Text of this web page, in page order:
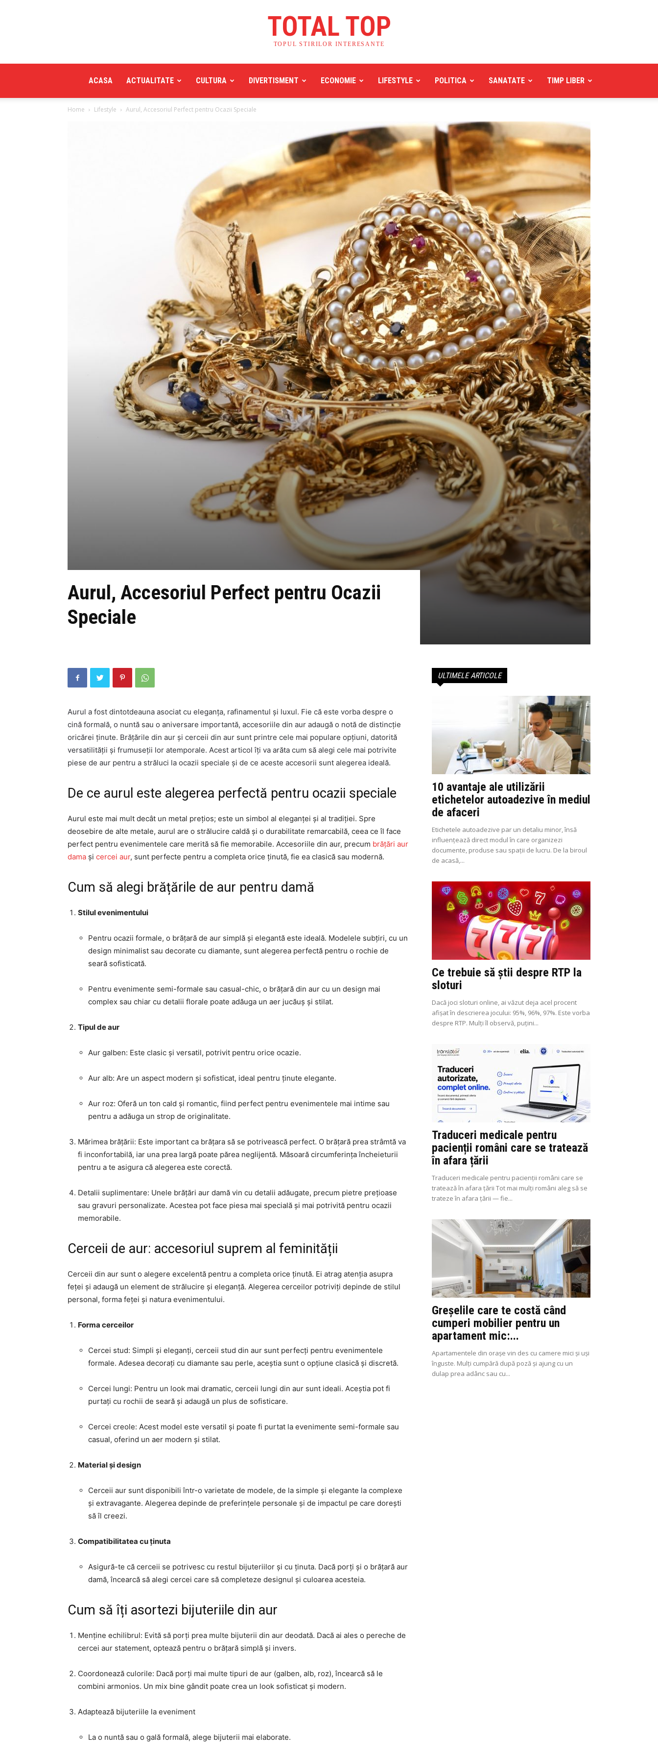
TOTAL TOP
TOPUL STIRILOR INTERESANTE
ACASA ACTUALITATE CULTURA DIVERTISMENT ECONOMIE LIFESTYLE POLITICA SANATATE TIMP LIBER
Home Lifestyle Aurul, Accesoriul Perfect pentru Ocazii Speciale
Aurul, Accesoriul Perfect pentru Ocazii
Speciale
Aurul a fost dintotdeauna asociat cu eleganța, rafinamentul și luxul. Fie că este vorba despre o
cină formală, o nuntă sau o aniversare importantă, accesoriile din aur adaugă o notă de distincție
oricărei ținute. Brățările din aur și cerceii din aur sunt printre cele mai populare opțiuni, datorită
versatilității și frumuseții lor atemporale. Acest articol îți va arăta cum să alegi cele mai potrivite
piese de aur pentru a străluci la ocazii speciale și de ce aceste accesorii sunt alegerea ideală.
De ce aurul este alegerea perfectă pentru ocazii speciale
Aurul este mai mult decât un metal prețios; este un simbol al eleganței și al tradiției. Spre
deosebire de alte metale, aurul are o strălucire caldă și o durabilitate remarcabilă, ceea ce îl face
perfect pentru evenimentele care merită să fie memorabile. Accesoriile din aur, precum brățări aur
dama și cercei aur, sunt perfecte pentru a completa orice ținută, fie ea clasică sau modernă.
Cum să alegi brățările de aur pentru damă
Stilul evenimentului
Pentru ocazii formale, o brățară de aur simplă și elegantă este ideală. Modelele subțiri, cu un
design minimalist sau decorate cu diamante, sunt alegerea perfectă pentru o rochie de
seară sofisticată.
Pentru evenimente semi-formale sau casual-chic, o brățară din aur cu un design mai
complex sau chiar cu detalii florale poate adăuga un aer jucăuș și stilat.
Tipul de aur
Aur galben: Este clasic și versatil, potrivit pentru orice ocazie.
Aur alb: Are un aspect modern și sofisticat, ideal pentru ținute elegante.
Aur roz: Oferă un ton cald și romantic, fiind perfect pentru evenimentele mai intime sau
pentru a adăuga un strop de originalitate.
Mărimea brățării: Este important ca brățara să se potrivească perfect. O brățară prea strâmtă va
fi inconfortabilă, iar una prea largă poate părea neglijentă. Măsoară circumferința încheieturii
pentru a te asigura că alegerea este corectă.
Detalii suplimentare: Unele brățări aur damă vin cu detalii adăugate, precum pietre prețioase
sau gravuri personalizate. Acestea pot face piesa mai specială și mai potrivită pentru ocazii
memorabile.
Cerceii de aur: accesoriul suprem al feminității
Cerceii din aur sunt o alegere excelentă pentru a completa orice ținută. Ei atrag atenția asupra
feței și adaugă un element de strălucire și eleganță. Alegerea cerceilor potriviți depinde de stilul
personal, forma feței și natura evenimentului.
Forma cerceilor
Cercei stud: Simpli și eleganți, cerceii stud din aur sunt perfecți pentru evenimentele
formale. Adesea decorați cu diamante sau perle, aceștia sunt o opțiune clasică și discretă.
Cercei lungi: Pentru un look mai dramatic, cerceii lungi din aur sunt ideali. Aceștia pot fi
purtați cu rochii de seară și adaugă un plus de sofisticare.
Cercei creole: Acest model este versatil și poate fi purtat la evenimente semi-formale sau
casual, oferind un aer modern și stilat.
Material și design
Cerceii aur sunt disponibili într-o varietate de modele, de la simple și elegante la complexe
și extravagante. Alegerea depinde de preferințele personale și de impactul pe care dorești
să îl creezi.
Compatibilitatea cu ținuta
Asigură-te că cerceii se potrivesc cu restul bijuteriilor și cu ținuta. Dacă porți și o brățară aur
damă, încearcă să alegi cercei care să completeze designul și culoarea acesteia.
Cum să îți asortezi bijuteriile din aur
Menține echilibrul: Evită să porți prea multe bijuterii din aur deodată. Dacă ai ales o pereche de
cercei aur statement, optează pentru o brățară simplă și invers.
Coordonează culorile: Dacă porți mai multe tipuri de aur (galben, alb, roz), încearcă să le
combini armonios. Un mix bine gândit poate crea un look sofisticat și modern.
Adaptează bijuteriile la eveniment
La o nuntă sau o gală formală, alege bijuterii mai elaborate.
ULTIMELE ARTICOLE
10 avantaje ale utilizării
etichetelor autoadezive în mediul
de afaceri
Etichetele autoadezive par un detaliu minor, însă
influențează direct modul în care organizezi
documente, produse sau spații de lucru. De la biroul
de acasă,...
Ce trebuie să știi despre RTP la
sloturi
Dacă joci sloturi online, ai văzut deja acel procent
afișat în descrierea jocului: 95%, 96%, 97%. Este vorba
despre RTP. Mulți îl observă, puțini...
Traduceri medicale pentru
pacienții români care se tratează
în afara țării
Traduceri medicale pentru pacienții români care se
tratează în afara țării Tot mai mulți români aleg să se
trateze în afara țării — fie...
Greșelile care te costă când
cumperi mobilier pentru un
apartament mic:...
Apartamentele din orașe vin des cu camere mici și uși
înguste. Mulți cumpără după poză și ajung cu un
dulap prea adânc sau cu...